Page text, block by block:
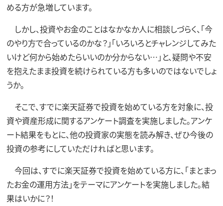
める方が急増しています。
しかし、投資やお金のことはなかなか人に相談しづらく、「今
のやり方で合っているのかな？」「いろいろとチャレンジしてみた
いけど何から始めたらいいのか分からない…」と、疑問や不安
を抱えたまま投資を続けられている方も多いのではないでしょ
うか。
そこで、すでに楽天証券で投資を始めている方を対象に、投
資や資産形成に関するアンケート調査を実施しました。アンケ
ート結果をもとに、他の投資家の実態を読み解き、ぜひ今後の
投資の参考にしていただければと思います。
今回は、すでに楽天証券で投資を始めている方に、「まとまっ
たお金の運用方法」をテーマにアンケートを実施しました。結
果はいかに？！